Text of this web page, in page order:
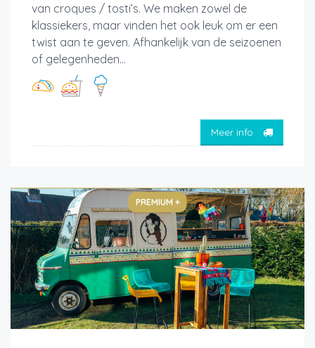
van croques / tosti’s. We maken zowel de
klassiekers, maar vinden het ook leuk om er een
twist aan te geven. Afhankelijk van de seizoenen
of gelegenheden...
Meer info
PREMIUM +